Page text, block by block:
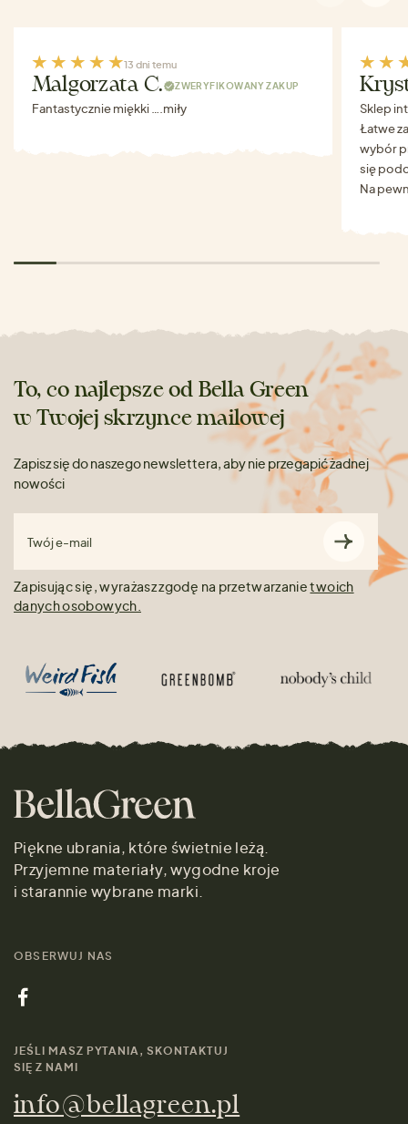
13 dni temu
Malgorzata C. ZWERYFIKOWANY ZAKUP
Fantastycznie miękki ….miły
Sklep
Łatwe
wybór
się
Na
To, co najlepsze od Bella Green
w Twojej skrzynce mailowej
Zapisz się do naszego newslettera, aby nie przegapić żadnej
nowości
Twój e-mail
Zapisując się, wyrażasz zgodę na przetwarzanietwoich
danych osobowych.
Piękne ubrania, które świetnie leżą.
Przyjemne materiały, wygodne kroje
i starannie wybrane marki.
OBSERWUJ NAS
JEŚLI MASZ PYTANIA, SKONTAKTUJ
SIĘ Z NAMI
info@bellagreen.pl